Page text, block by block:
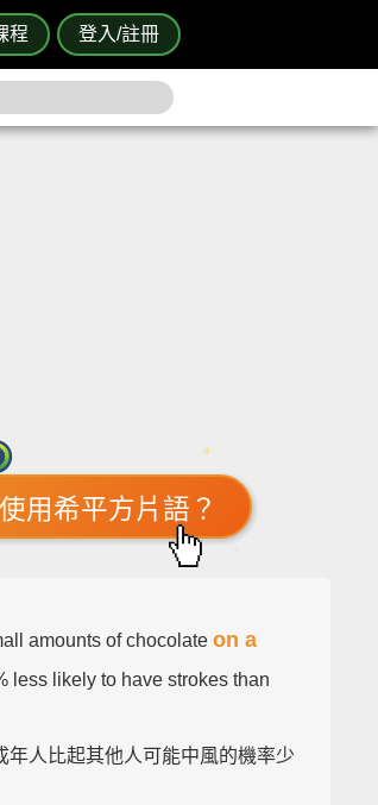
程 登入/註冊
用希平方片語？
amounts of chocolateon a
less likely to have strokes than
年人比起其他人可能中風的機率少